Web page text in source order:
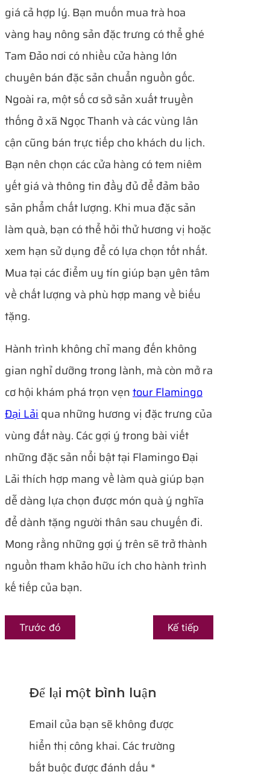
giá cả hợp lý. Bạn muốn mua trà hoa
vàng hay nông sản đặc trưng có thể ghé
Tam Đảo nơi có nhiều cửa hàng lớn
chuyên bán đặc sản chuẩn nguồn gốc.
Ngoài ra, một số cơ sở sản xuất truyền
thống ở xã Ngọc Thanh và các vùng lân
cận cũng bán trực tiếp cho khách du lịch.
Bạn nên chọn các cửa hàng có tem niêm
yết giá và thông tin đầy đủ để đảm bảo
sản phẩm chất lượng. Khi mua đặc sản
làm quà, bạn có thể hỏi thử hương vị hoặc
xem hạn sử dụng để có lựa chọn tốt nhất.
Mua tại các điểm uy tín giúp bạn yên tâm
về chất lượng và phù hợp mang về biếu
tặng.
Hành trình không chỉ mang đến không
gian nghỉ dưỡng trong lành, mà còn mở ra
cơ hội khám phá trọn vẹntour Flamingo
Đại Lảiqua những hương vị đặc trưng của
vùng đất này. Các gợi ý trong bài viết
những đặc sản nổi bật tại Flamingo Đại
Lải thích hợp mang về làm quà giúp bạn
dễ dàng lựa chọn được món quà ý nghĩa
để dành tặng người thân sau chuyến đi.
Mong rằng những gợi ý trên sẽ trở thành
nguồn tham khảo hữu ích cho hành trình
kế tiếp của bạn.
Trước đó Kế tiếp
Để lại một bình luận
Email của bạn sẽ không được
hiển thị công khai. Các trường
bắt buộc được đánh dấu *